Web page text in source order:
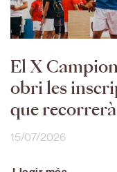
El X
obri les
que recorrerà
15/07/2026